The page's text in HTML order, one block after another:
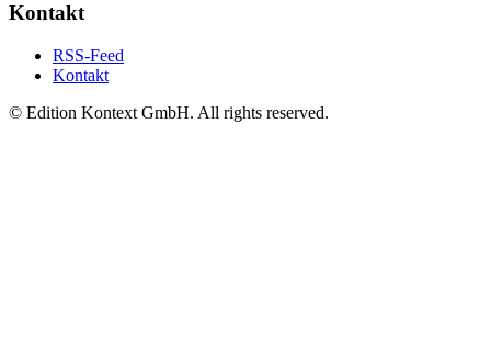
Kontakt
RSS-Feed
Kontakt
© Edition Kontext GmbH. All rights reserved.